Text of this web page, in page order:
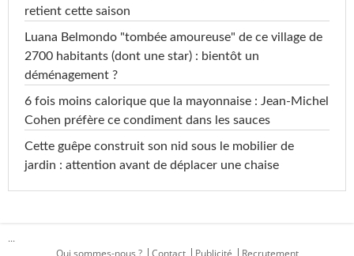
retient cette saison
Luana Belmondo "tombée amoureuse" de ce village de
2700 habitants (dont une star) : bientôt un
déménagement ?
6 fois moins calorique que la mayonnaise : Jean-Michel
Cohen préfère ce condiment dans les sauces
Cette guêpe construit son nid sous le mobilier de
jardin : attention avant de déplacer une chaise
...